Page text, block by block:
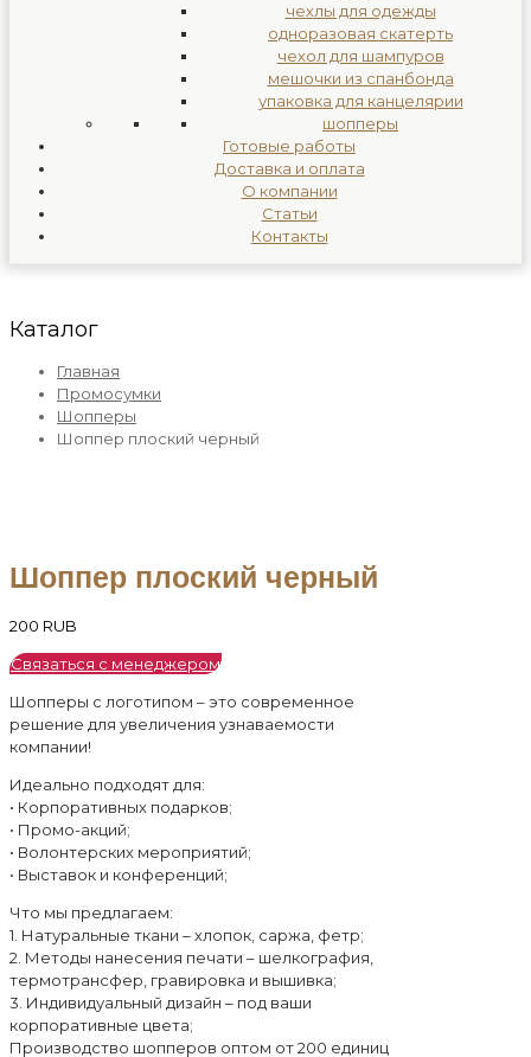
чехлы для одежды
одноразовая скатерть
чехол для шампуров
мешочки из спанбонда
упаковка для канцелярии
шопперы
Готовые работы
Доставка и оплата
О компании
Статьи
Контакты
Каталог
Главная
Промосумки
Шопперы
Шоппер плоский черный
Шоппер плоский черный
200 RUB
Связаться с менеджером
Шопперы с логотипом – это современное
решение для увеличения узнаваемости
компании!
Идеально подходят для:
• Корпоративных подарков;
• Промо-акций;
• Волонтерских мероприятий;
• Выставок и конференций;
Что мы предлагаем:
1. Натуральные ткани – хлопок, саржа, фетр;
2. Методы нанесения печати – шелкография,
термотрансфер, гравировка и вышивка;
3. Индивидуальный дизайн – под ваши
корпоративные цвета;
Производство шопперов оптом от 200 единиц